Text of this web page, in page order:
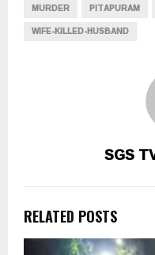
MURDER
PITAPURAM
WIFE-KILLED-HUSBAND
SGS
RELATED POSTS